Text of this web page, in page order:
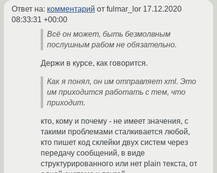
Ответ на: комментарий от fulmar_lor 17.12.2020
08:33:31 +00:00
Всё он может, быть безмолвным
послушным рабом не обязательно.
Держи в курсе, как говорится.
Как я понял, он им отправляет xml. Это
им приходится работать с тем, что
приходит.
кто, кому и почему - не имеет значения, с
такими проблемами сталкивается любой,
кто пишет код склейки двух систем через
передачу сообщений, в виде
структурированного или нет plain текста, от